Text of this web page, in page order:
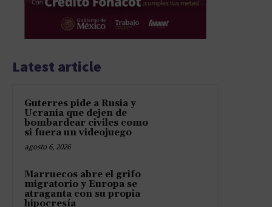
Latest article
Guterres pide a Rusia y
Ucrania que dejen de
bombardear civiles como
si fuera un videojuego
agosto 6, 2026
Marruecos abre el grifo
migratorio y Europa se
atraganta con su propia
hipocresía